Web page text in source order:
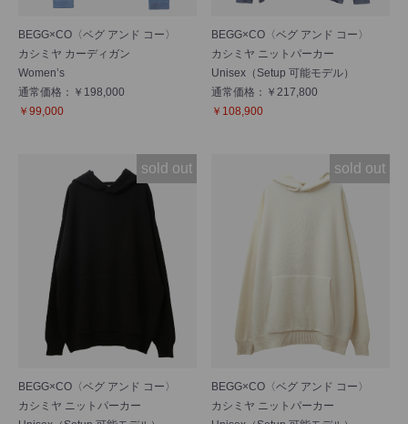
BEGG×CO〈ベグ アンド コー〉
カシミヤ カーディガン
Women’s
通常価格：￥198,000
￥99,000
BEGG×CO〈ベグ アンド コー〉
カシミヤ ニットパーカー
Unisex（Setup 可能モデル）
通常価格：￥217,800
￥108,900
sold out
BEGG×CO〈ベグ アンド コー〉
カシミヤ ニットパーカー
sold out
BEGG×CO〈ベグ アンド コー〉
カシミヤ ニットパーカー